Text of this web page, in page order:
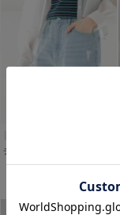
デニムショートパンツ
￥2,480